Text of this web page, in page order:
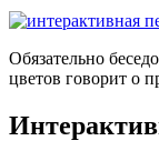
Обязательно
цветов говорит о